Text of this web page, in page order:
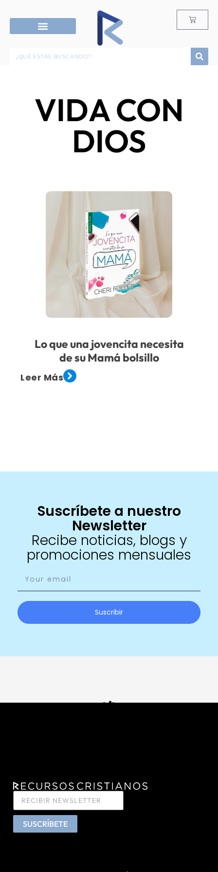
VIDA CON
DIOS
Lo que una jovencita necesita
de su Mamá bolsillo
Leer Más
Suscríbete a nuestro
Newsletter
Recibe noticias, blogs y
promociones mensuales
Suscribir
SUSCRÍBETE